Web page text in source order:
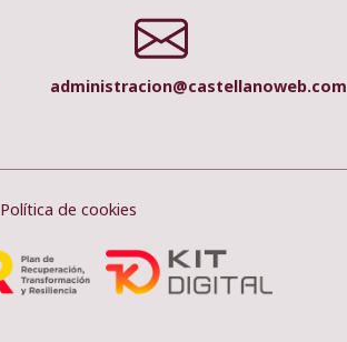
administracion@castellanoweb.com
Política de cookies